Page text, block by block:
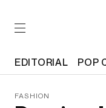
EDITORIAL POP
FASHION